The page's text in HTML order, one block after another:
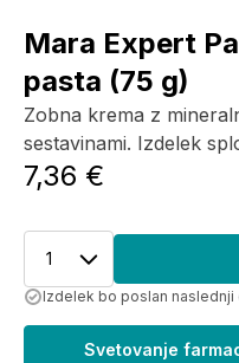
Mara Expert
pasta (75 g)
Zobna krema z
sestavinami. Izdelek
7,36 €
1
Izdelek bo poslan naslednji
Svetovanje